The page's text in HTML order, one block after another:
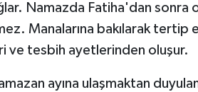
Namazda Fatiha'dan sonra
Manalarına bakılarak tertip
ve tesbih ayetlerinden oluşur.
ayına ulaşmaktan